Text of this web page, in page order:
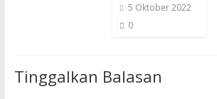
5 Oktober 2022
0
Tinggalkan Balasan